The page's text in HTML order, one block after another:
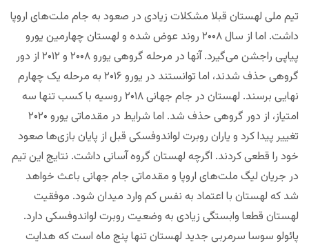
تیم ملی لهستان قبلا مشکلات زیادی در صعود به جام ملت‌های اروپا
داشت. اما از سال ۲۰۰۸ روند عوض شده و لهستان چهارمین یورو
پیاپی راجشن می‌گیرد. آنها در مرحله گروهی یورو ۲۰۰۸ و ۲۰۱۲ از دور
گروهی حذف شدند، اما توانستند در یورو ۲۰۱۶ به مرحله یک چهارم
نهایی برسند. لهستان در جام جهانی ۲۰۱۸ روسیه با کسب تنها سه
امتیاز، از دور گروهی حذف شد. اما شرایط در مقدماتی یورو ۲۰۲۰
تغییر پیدا کرد و یاران روبرت لواندوفسکی قبل از پایان بازی‌ها صعود
خود را قطعی کردند. اگرچه لهستان گروه آسانی داشت. نتایج این تیم
در جریان لیگ ملت‌های اروپا و مقدماتی جام جهانی باعث خواهد
شد که لهستان با اعتماد به نفس کم وارد میدان شود. موفقیت
لهستان قطعا وابستگی زیادی به وضعیت روبرت لواندوفسکی دارد.
پائولو سوسا سرمربی جدید لهستان تنها پنج ماه است که هدایت